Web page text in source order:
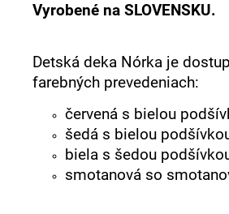
Vyrobené na SLOVENSKU.
Detská deka Nórka je
farebných prevedeniach:
červená s bielou
šedá s bielou
biela s šedou
smotanová so